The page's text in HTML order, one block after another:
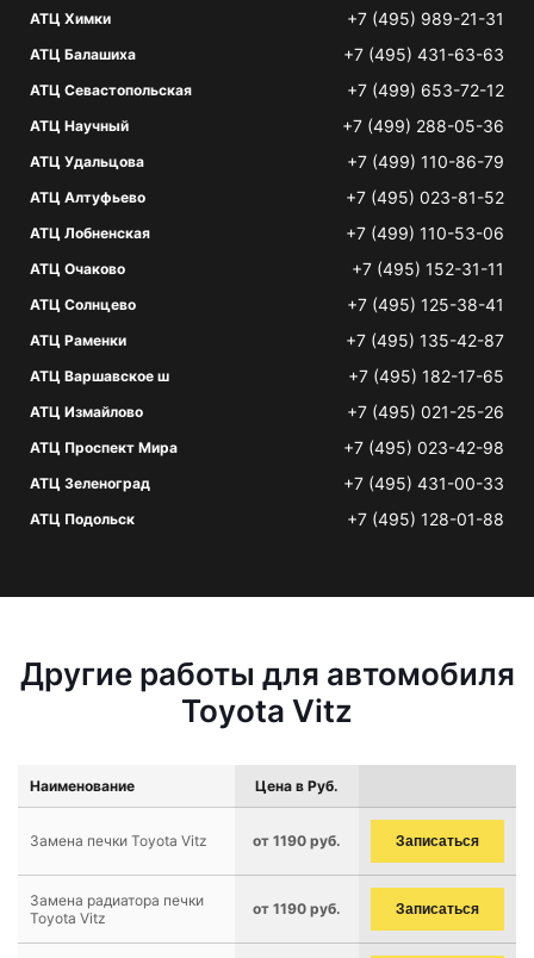
АТЦ Химки +7 (495) 989-21-31
АТЦ Балашиха +7 (495) 431-63-63
АТЦ Севастопольская +7 (499) 653-72-12
АТЦ Научный +7 (499) 288-05-36
АТЦ Удальцова +7 (499) 110-86-79
АТЦ Алтуфьево +7 (495) 023-81-52
АТЦ Лобненская +7 (499) 110-53-06
АТЦ Очаково +7 (495) 152-31-11
АТЦ Солнцево +7 (495) 125-38-41
АТЦ Раменки +7 (495) 135-42-87
АТЦ Варшавское ш +7 (495) 182-17-65
АТЦ Измайлово +7 (495) 021-25-26
АТЦ Проспект Мира +7 (495) 023-42-98
АТЦ Зеленоград +7 (495) 431-00-33
АТЦ Подольск +7 (495) 128-01-88
Другие работы для автомобиля
Toyota Vitz
Наименование Цена в Руб.
Замена печки Toyota Vitz от 1190 руб. Записаться
Замена радиатора печки
Toyota Vitz
от 1190 руб. Записаться